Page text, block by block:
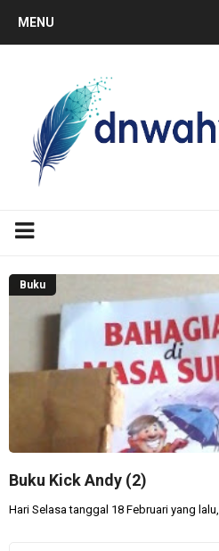
MENU
Buku Kick Andy (2)
Buku
Hari Selasa tanggal 18 Februari yang